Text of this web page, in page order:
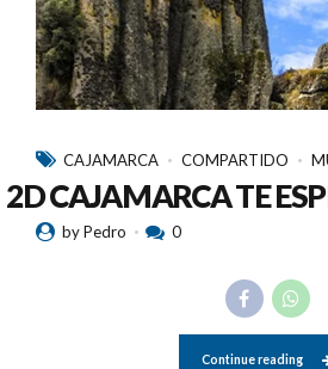
CAJAMARCA COMPARTIDO
2D CAJAMARCA TE
by Pedro 0
Continue reading